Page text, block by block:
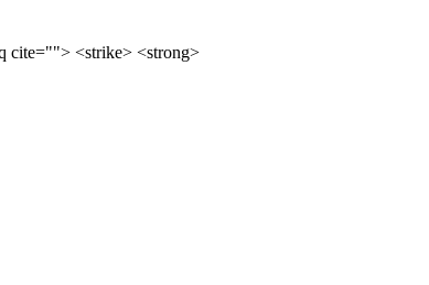
cite=""> <strike> <strong>